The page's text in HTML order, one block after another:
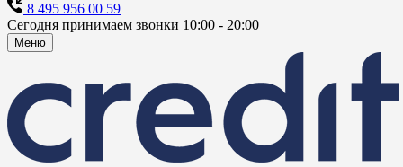
8 495 956 00 59
Сегодня принимаем звонки 10:00 - 20:00
Меню